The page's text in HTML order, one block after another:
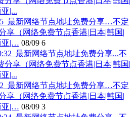
最新网络节点地址免费分享…不定
享（网络免费节点香港|日本|韩国|
亚|… 08/09 6
最新网络节点地址免费分享…不定
享（网络免费节点香港|日本|韩国|
亚|… 08/09 3